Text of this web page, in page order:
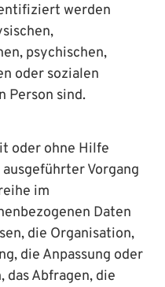
werden
psychischen,
oder sozialen
Person sind.
oder ohne Hilfe
Vorgang
im
Daten
die Organisation,
die Anpassung oder
das Abfragen, die